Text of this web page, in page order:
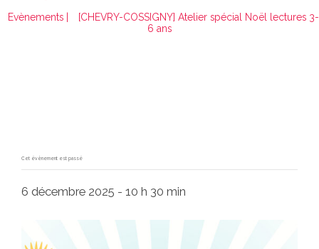
Evènements|
[CHEVRY-COSSIGNY] Atelier spécial Noël lectures 3-
6 ans
Cet évènement est passé
6 décembre 2025 - 10 h 30 min